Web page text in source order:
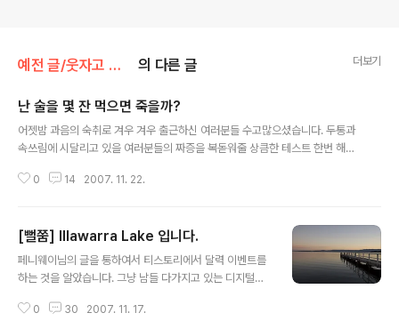
예전 글/웃자고 쓴 글 의 다른 글 더보기
난 술을 몇 잔 먹으면 죽을까?
어젯밤 과음의 숙취로 겨우 겨우 출근하신 여러분들 수고많으셨습니다. 두통과
속쓰림에 시달리고 있을 여러분들의 짜증을 복돋워줄 상큼한 테스트 한번 해보
시면 죽을까? 로 테스트 해봤습니다. 흠~ 이거 골때리.. 재밌네요(휴~ 아슬아슬
0 14 2007. 11. 22.
[뻘쭘] Illawarra Lake 입니다.
페니웨이님의 글을 통하여서 티스토리에서 달력 이벤트를
하는 것을 알았습니다. 그냥 남들 다가지고 있는 디지털카
올립니다. Yasu님처럼 실력있는 것도 아니고 kkommy님
0 30 2007. 11. 17.